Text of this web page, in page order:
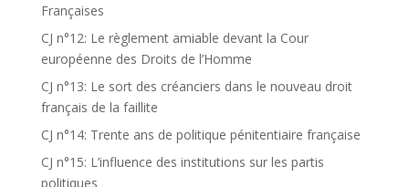
Françaises
CJ n°12: Le règlement amiable devant la Cour
européenne des Droits de l’Homme
CJ n°13: Le sort des créanciers dans le nouveau droit
français de la faillite
CJ n°14: Trente ans de politique pénitentiaire française
CJ n°15: L’influence des institutions sur les partis
politiques